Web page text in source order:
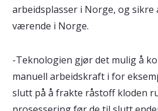
arbeidsplasser i Norge, og
værende i Norge.
-Teknologien gjør det mulig å
manuell arbeidskraft i for
slutt på å frakte råstoff kloden